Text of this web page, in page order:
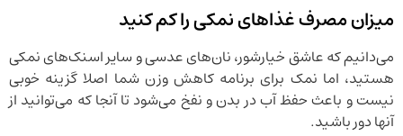
میزان مصرف غذاهای نمکی را کم کنید
می‌دانیم که عاشق خیارشور، نان‌های عدسی و سایر اسنک‌های نمکی
هستید، اما نمک برای برنامه کاهش وزن شما اصلا گزینه خوبی
نیست و باعث حفظ آب در بدن و نفخ می‌شود تا آنجا که می‌توانید از
آنها دور باشید.